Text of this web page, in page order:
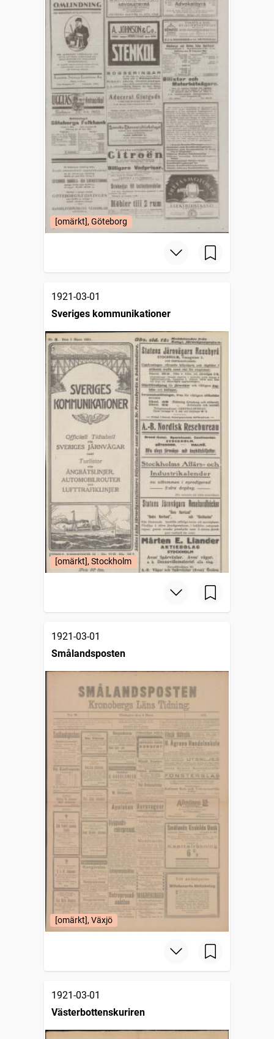
[omärkt], Göteborg
1921-03-01
Sveriges kommunikationer
[omärkt], Stockholm
1921-03-01
Smålandsposten
[omärkt], Växjö
1921-03-01
Västerbottenskuriren